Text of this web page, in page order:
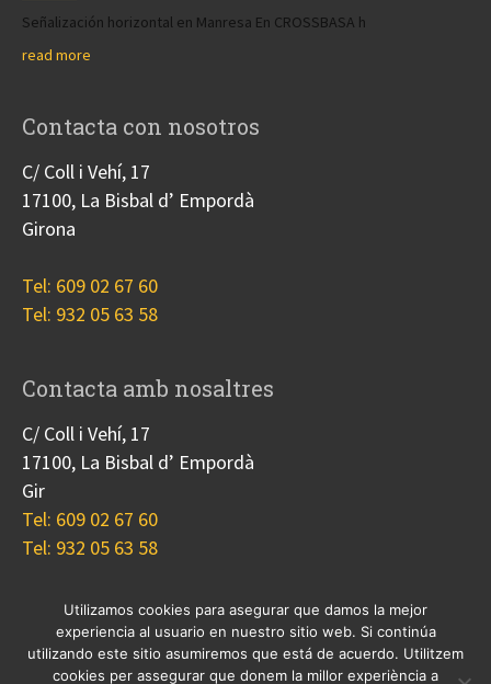
Señalización horizontal en Manresa En CROSSBASA h
read more
Contacta con nosotros
C/ Coll i Vehí, 17
17100, La Bisbal d’ Empordà
Girona
Tel: 609 02 67 60
Tel: 932 05 63 58
Contacta amb nosaltres
C/ Coll i Vehí, 17
17100, La Bisbal d’ Empordà
Gir
Tel: 609 02 67 60
Tel: 932 05 63 58
Nosotros Proyectos Blog
Contacto
Cookies
Utilizamos cookies para asegurar que damos la mejor
experiencia al usuario en nuestro sitio web. Si continúa
utilizando este sitio asumiremos que está de acuerdo. Utilitzem
cookies per assegurar que donem la millor experiència a